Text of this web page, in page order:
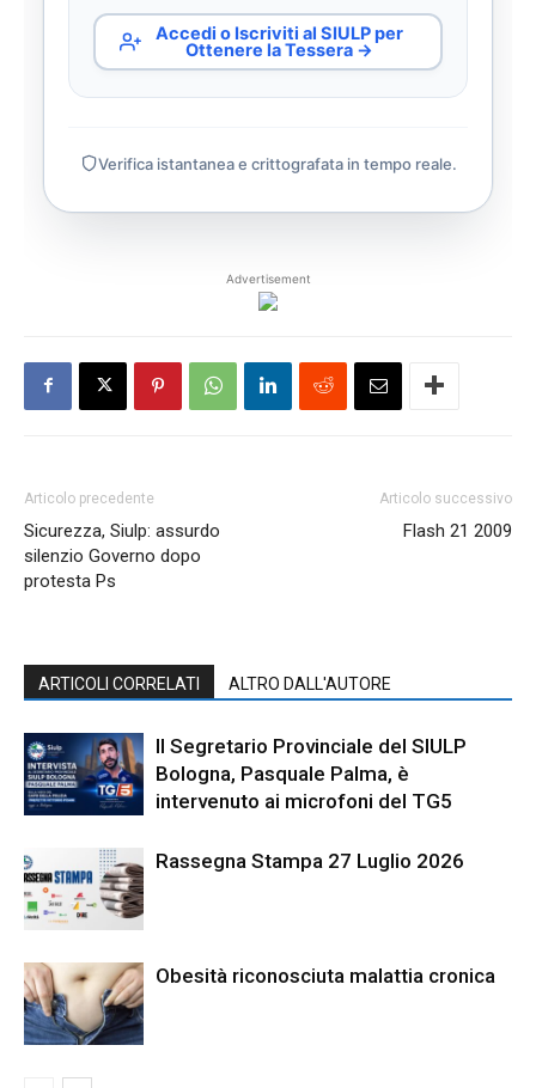
Accedi o Iscriviti al SIULP per
Ottenere la Tessera →
Verifica istantanea e crittografata in tempo reale.
Advertisement
Articolo precedente
Sicurezza, Siulp: assurdo
silenzio Governo dopo
protesta Ps
Articolo successivo
Flash 21 2009
ARTICOLI CORRELATI ALTRO DALL'AUTORE
Il Segretario Provinciale del SIULP
Bologna, Pasquale Palma, è
intervenuto ai microfoni del TG5
Rassegna Stampa 27 Luglio 2026
Obesità riconosciuta malattia cronica